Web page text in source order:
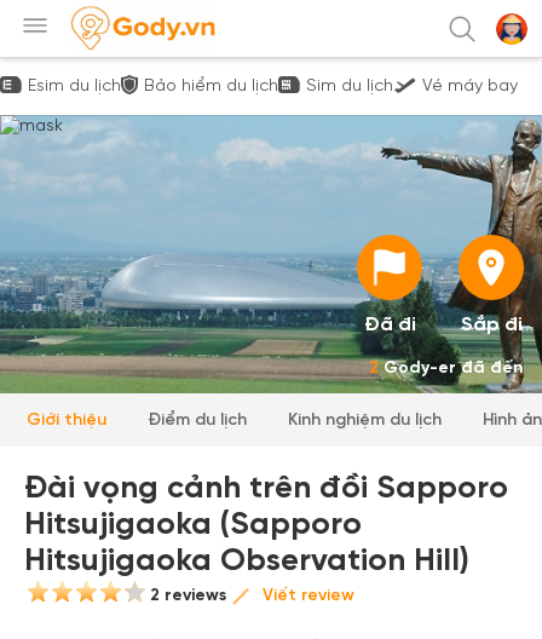
Esim du lịch Bảo hiểm du lịch Sim du lịch Vé máy bay
Đã đi Sắp đi
2 Gody-er đã đến
Giới thiệu Điểm du lịch Kinh nghiệm du lịch Hình
Đài vọng cảnh trên đồi Sapporo
Hitsujigaoka (Sapporo
Hitsujigaoka Observation Hill)
2 reviews Viết review